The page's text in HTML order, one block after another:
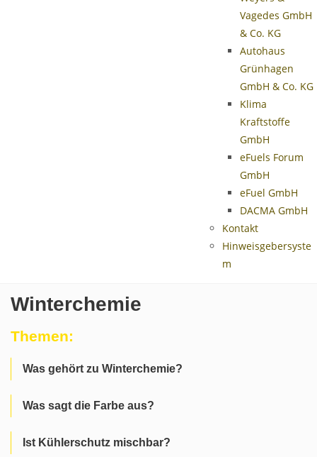
Vagedes GmbH
& Co. KG
Autohaus
Grünhagen
GmbH & Co. KG
Klima
Kraftstoffe
GmbH
eFuels Forum
GmbH
eFuel GmbH
DACMA GmbH
Kontakt
Hinweisgebersyste
m
Winterchemie
Themen:
Was gehört zu Winterchemie?
Was sagt die Farbe aus?
Ist Kühlerschutz mischbar?